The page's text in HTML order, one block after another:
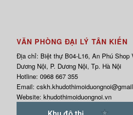
VĂN PHÒNG ĐẠI LÝ TÂN KIẾN
Địa chỉ: Biệt thự B04-L16, An Phú Shop
Dương Nội, P. Dương Nội, Tp. Hà Nội
Hotline: 0968 667 355
Email:
Website: khudothimoiduongnoi.vn